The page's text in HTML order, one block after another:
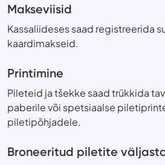
Makseviisid
Kassaliideses saad registreerida
kaardimakseid.
Printimine
Pileteid ja tšekke saad trükkida
paberile või spetsiaalse
piletipõhjadele.
Broneeritud piletite